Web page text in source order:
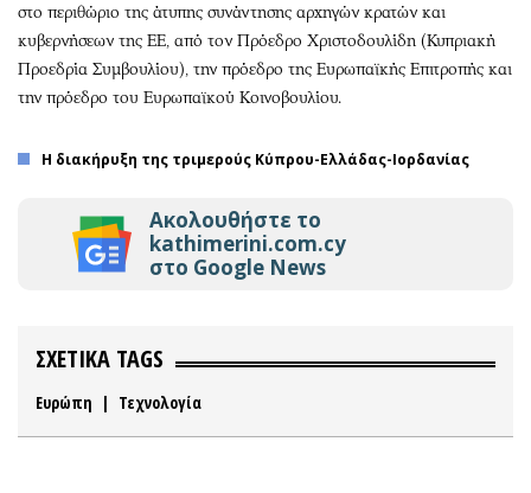
στο περιθώριο της άτυπης συνάντησης αρχηγών κρατών και
κυβερνήσεων της ΕΕ, από τον Πρόεδρο Χριστοδουλίδη (Κυπριακή
Προεδρία Συμβουλίου), την πρόεδρο της Ευρωπαϊκής Επιτροπής και
την πρόεδρο του Ευρωπαϊκού Κοινοβουλίου.
H διακήρυξη της τριμερούς Κύπρου-Ελλάδας-Ιορδανίας
Ακολουθήστε το
kathimerini.com.cy
στο Google News
ΣΧΕΤΙΚΑ TAGS
Ευρώπη | Τεχνολογία